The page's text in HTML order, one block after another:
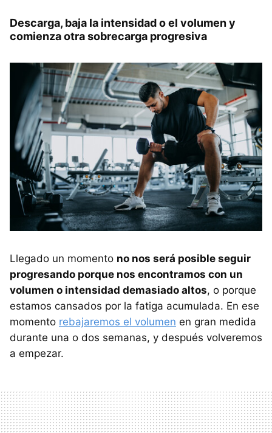
Descarga, baja la intensidad o el volumen y
comienza otra sobrecarga progresiva
Llegado un momento no nos será posible seguir
progresando porque nos encontramos con un
volumen o intensidad demasiado altos, o porque
estamos cansados por la fatiga acumulada. En ese
momento rebajaremos el volumen en gran medida
durante una o dos semanas, y después volveremos
a empezar.